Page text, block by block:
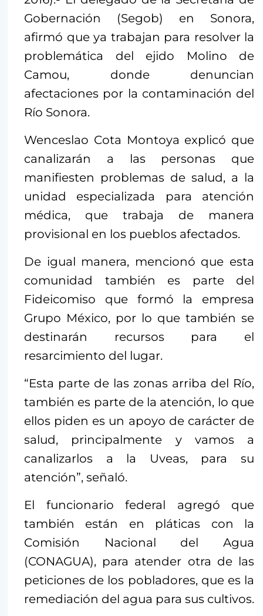
Gobernación (Segob) en Sonora,
afirmó que ya trabajan para resolver la
problemática del ejido Molino de
Camou, donde denuncian
afectaciones por la contaminación del
Río Sonora.
Wenceslao Cota Montoya explicó que
canalizarán a las personas que
manifiesten problemas de salud, a la
unidad especializada para atención
médica, que trabaja de manera
provisional en los pueblos afectados.
De igual manera, mencionó que esta
comunidad también es parte del
Fideicomiso que formó la empresa
Grupo México, por lo que también se
destinarán recursos para el
resarcimiento del lugar.
“Esta parte de las zonas arriba del Río,
también es parte de la atención, lo que
ellos piden es un apoyo de carácter de
salud, principalmente y vamos a
canalizarlos a la Uveas, para su
atención”, señaló.
El funcionario federal agregó que
también están en pláticas con la
Comisión Nacional del Agua
(CONAGUA), para atender otra de las
peticiones de los pobladores, que es la
remediación del agua para sus cultivos.